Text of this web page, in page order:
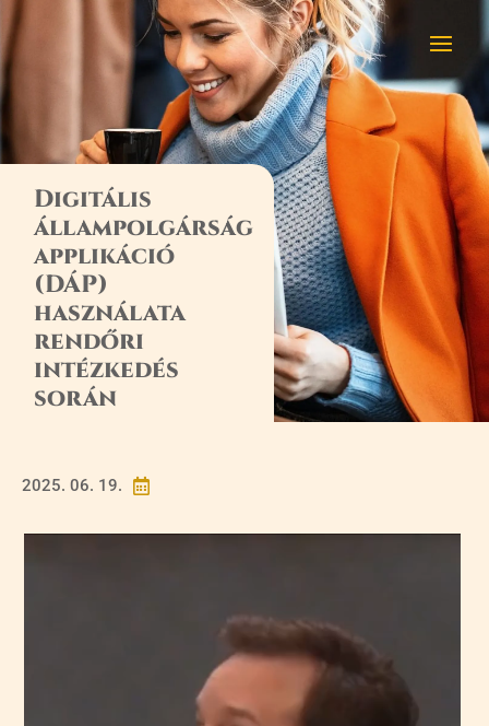
Digitális
állampolgárság
applikáció
(DÁP)
használata
rendőri
intézkedés
során

2025. 06. 19.